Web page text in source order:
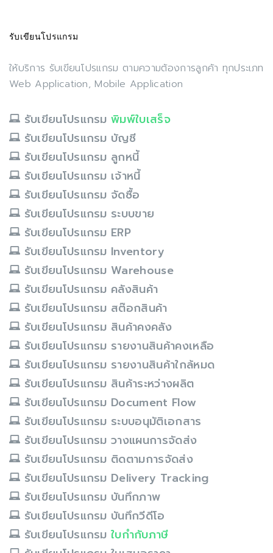
รับเขียนโปรแกรม
ให้บริการ รับเขียนโปรแกรม ตามความต้องการลูกค้า ทุกประเภท
Web Application, Mobile Application
รับเขียนโปรแกรมพิมพ์ใบเสร็จ
รับเขียนโปรแกรม บัญชี
รับเขียนโปรแกรม ลูกหนี้
รับเขียนโปรแกรม เจ้าหนี้
รับเขียนโปรแกรม จัดซื้อ
รับเขียนโปรแกรม ระบบขาย
รับเขียนโปรแกรม ERP
รับเขียนโปรแกรม Inventory
รับเขียนโปรแกรม Warehouse
รับเขียนโปรแกรม คลังสินค้า
รับเขียนโปรแกรม สต๊อกสินค้า
รับเขียนโปรแกรม สินค้าคงคลัง
รับเขียนโปรแกรม รายงานสินค้าคงเหลือ
รับเขียนโปรแกรม รายงานสินค้าใกล้หมด
รับเขียนโปรแกรม สินค้าระหว่างผลิต
รับเขียนโปรแกรม Document Flow
รับเขียนโปรแกรม ระบบอนุมัติเอกสาร
รับเขียนโปรแกรม วางแผนการจัดส่ง
รับเขียนโปรแกรม ติดตามการจัดส่ง
รับเขียนโปรแกรม Delivery Tracking
รับเขียนโปรแกรม บันทึกภาพ
รับเขียนโปรแกรม บันทึกวีดีโอ
รับเขียนโปรแกรมใบกำกับภาษี